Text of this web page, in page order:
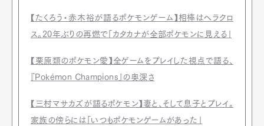
【たくろう・赤木裕が語るポケモンゲーム】相棒はヘラクロ
ス。20年ぶりの再燃で「カタカナが全部ポケモンに見える」
【栗原類のポケモン愛】全ゲームをプレイした視点で語る、
『Pokémon Champions』の奥深さ
【三村マサカズが語るポケモン】妻と、そして息子とプレイ。
家族の傍らには「いつもポケモンゲームがあった」